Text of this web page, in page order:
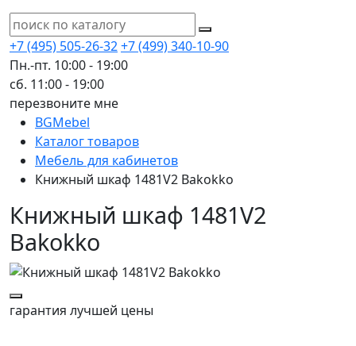
+7 (495) 505-26-32+7 (499) 340-10-90
Пн.-пт. 10:00 - 19:00
сб. 11:00 - 19:00
перезвоните мне
BGMebel
Каталог товаров
Мебель для кабинетов
Книжный шкаф 1481V2 Bakokko
Книжный шкаф 1481V2
Bakokko
гарантия лучшей цены